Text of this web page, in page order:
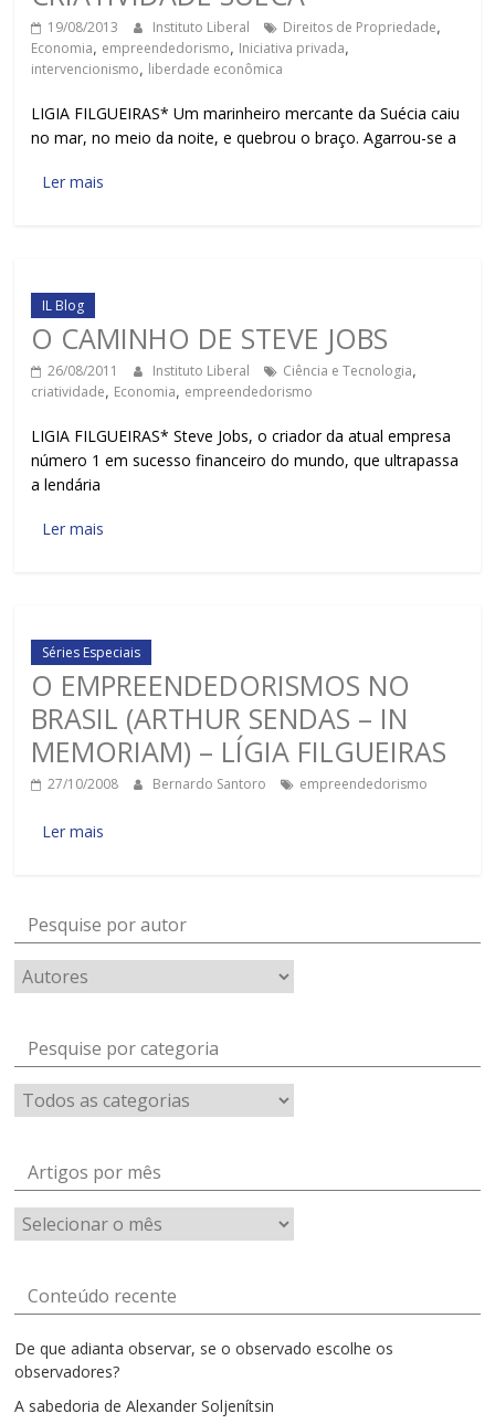
19/08/2013 Instituto Liberal Direitos de Propriedade,
Economia, empreendedorismo, Iniciativa privada,
intervencionismo, liberdade econômica
LIGIA FILGUEIRAS* Um marinheiro mercante da Suécia caiu
no mar, no meio da noite, e quebrou o braço. Agarrou-se a
Ler mais
IL Blog
O CAMINHO DE STEVE JOBS
26/08/2011 Instituto Liberal Ciência e Tecnologia,
criatividade, Economia, empreendedorismo
LIGIA FILGUEIRAS* Steve Jobs, o criador da atual empresa
número 1 em sucesso financeiro do mundo, que ultrapassa
a lendária
Ler mais
Séries Especiais
O EMPREENDEDORISMOS NO
BRASIL (ARTHUR SENDAS – IN
MEMORIAM) – LÍGIA FILGUEIRAS
27/10/2008 Bernardo Santoro empreendedorismo
Ler mais
Pesquise por autor
Pesquise por categoria
Artigos por mês
Artigos
por
Conteúdo recente
De que adianta observar, se o observado escolhe os
observadores?
A sabedoria de Alexander Soljenítsin